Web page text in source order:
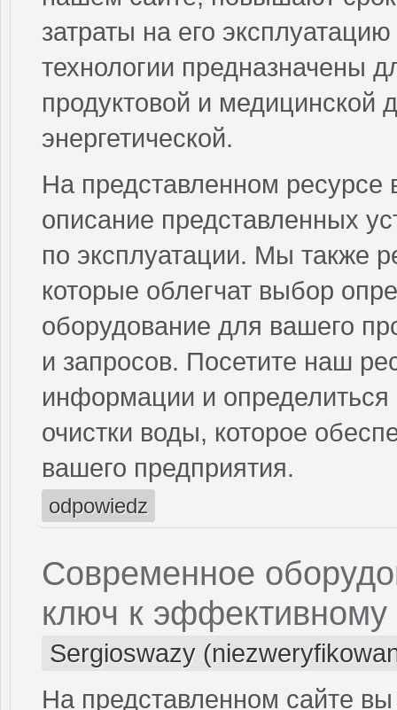
затраты на его
технологии предназначены
продуктовой и медицинской
энергетической.
На представленном ресурсе
описание представленных
по эксплуатации. Мы также
которые облегчат выбор
оборудование для вашего
и запросов. Посетите наш
информации и
очистки воды, которое
вашего предприятия.
odpowiedz
Современное
ключ к эффективному
Sergioswazy
На представленном сайте